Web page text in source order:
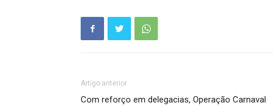
Artigo anterior
Com reforço em delegacias, Operação Carnaval